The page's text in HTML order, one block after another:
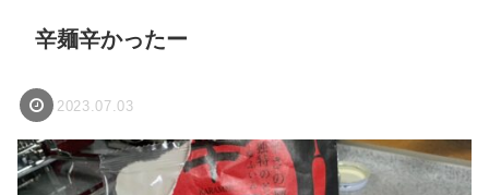
辛麺辛かったー
2023.07.03